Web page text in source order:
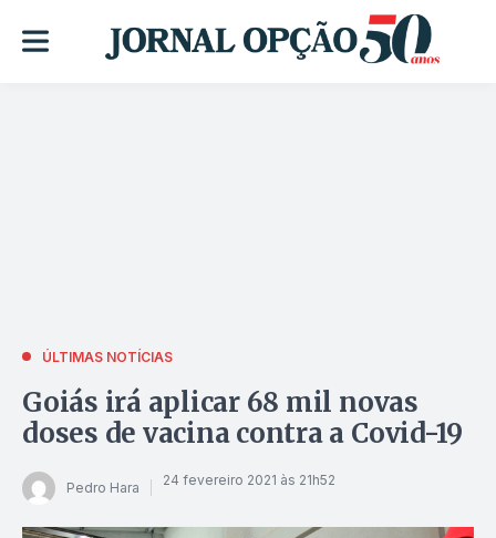
ÚLTIMAS NOTÍCIAS
Goiás irá aplicar 68 mil novas
doses de vacina contra a Covid-19
Pedro Hara 24 fevereiro 2021 às 21h52